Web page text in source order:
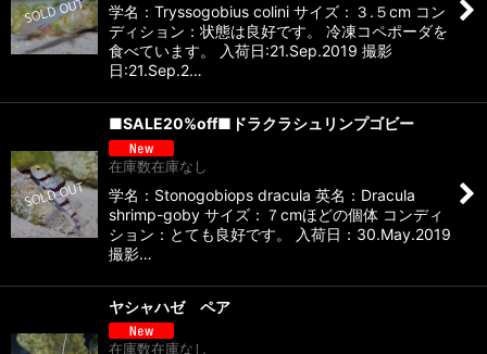
学名：Tryssogobius colini サイズ：３.５cm コン
ディション：状態は良好です。 冷凍コペポーダを
食べています。 入荷日:21.Sep.2019 撮影
日:21.Sep.2…
■SALE20%off■ドラクラシュリンプゴビー
在庫数在庫なし
学名：Stonogobiops dracula 英名：Dracula
shrimp-goby サイズ：７cmほどの個体 コンディ
ション：とても良好です。 入荷日：30.May.2019
撮影…
ヤシャハゼ ペア
在庫数在庫なし